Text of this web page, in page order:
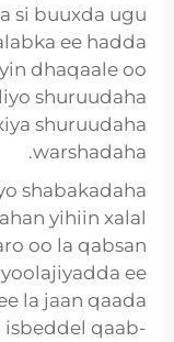
si buuxda ugu
ee hadda
dhaqaale oo
shuruudaha
shuruudaha
warshadaha.
shabakadaha
yihiin xalal
oo la qabsan
ee
la jaan qaada
isbeddel qaab-